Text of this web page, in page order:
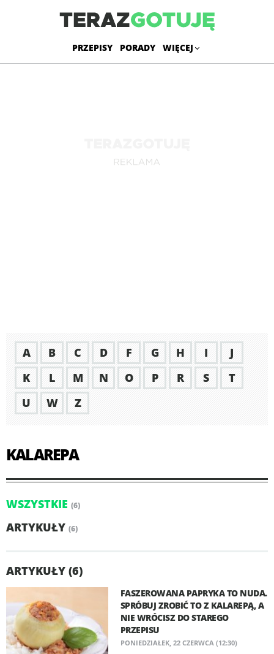
PRZEPISY PORADY WIĘCEJ
A B C D F G H I
J
K
L M N O P R S
T
U
W Z
KALAREPA
WSZYSTKIE (6)
ARTYKUŁY (6)
ARTYKUŁY (6)
FASZEROWANA PAPRYKA TO NUDA.
SPRÓBUJ ZROBIĆ TO Z KALAREPĄ, A
NIE WRÓCISZ DO STAREGO
PRZEPISU
PONIEDZIAŁEK, 22 CZERWCA (12:30)